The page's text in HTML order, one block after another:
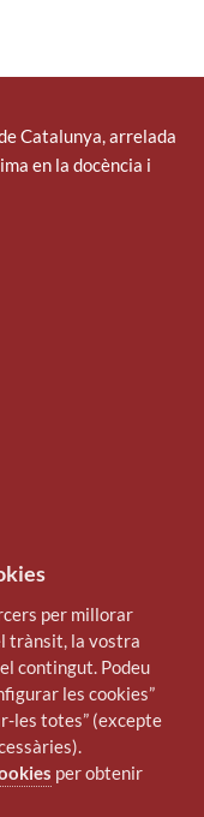
Catalunya, arrelada
en la docència i
per millorar
trànsit, la vostra
contingut. Podeu
les cookies”
les totes” (excepte
per obtenir